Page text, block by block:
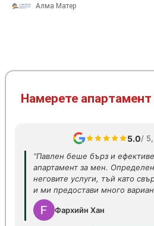
Алма Матер
Намерете
5.0/ 5,
“Павлен беше бърз и
апартамент за мен.
неговите услуги, тъй като
и ми предостави много
Фархийн Хан